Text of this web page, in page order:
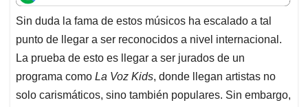
t
s
A
p
p
e
b
o
o
k
k
e
d
I
n
i
l
e
a
d
s
Sin duda la fama de estos músicos ha escalado a tal
punto de llegar a ser reconocidos a nivel internacional.
La prueba de esto es llegar a ser jurados de un
programa como La Voz Kids, donde llegan artistas no
solo carismáticos, sino también populares. Sin embargo,